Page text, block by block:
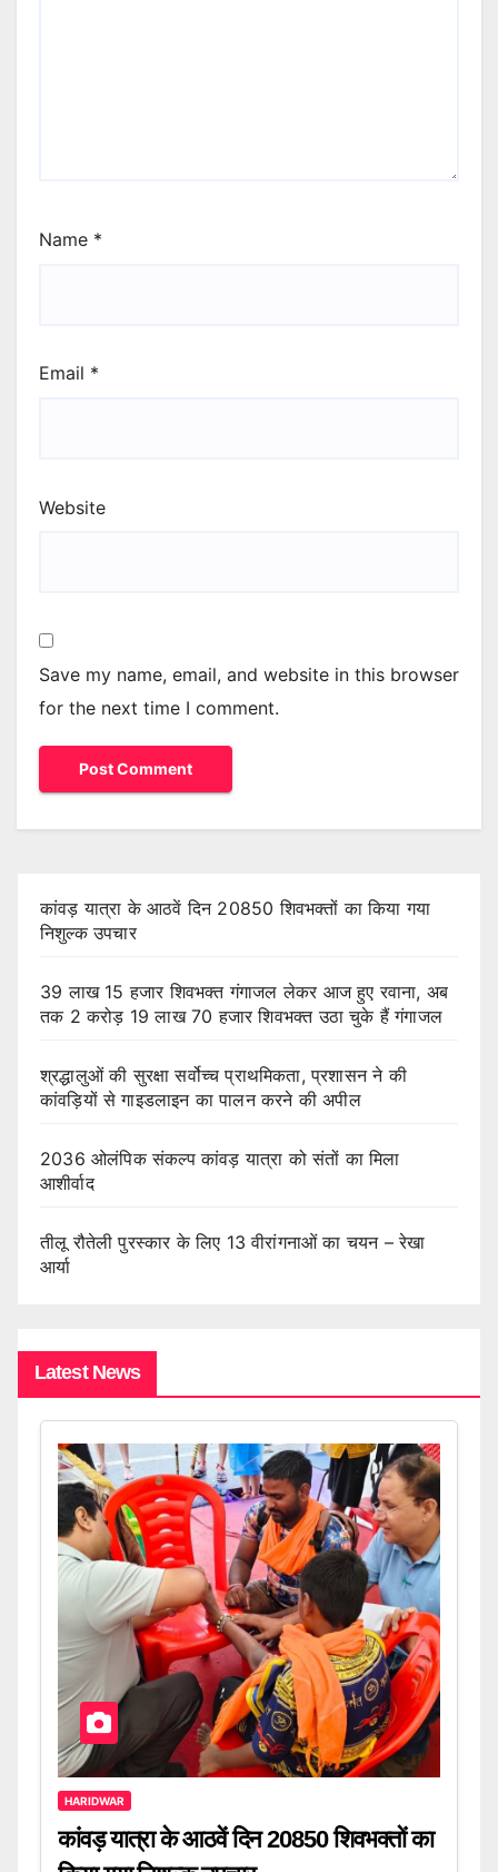
Name *
Email *
Website
Save my name, email, and website in this browser
for the next time I comment.
कांवड़ यात्रा के आठवें दिन 20850 शिवभक्तों का किया गया
निशुल्क उपचार
39 लाख 15 हजार शिवभक्त गंगाजल लेकर आज हुए रवाना, अब
तक 2 करोड़ 19 लाख 70 हजार शिवभक्त उठा चुके हैं गंगाजल
श्रद्धालुओं की सुरक्षा सर्वोच्च प्राथमिकता, प्रशासन ने की
कांवड़ियों से गाइडलाइन का पालन करने की अपील
2036 ओलंपिक संकल्प कांवड़ यात्रा को संतों का मिला
आशीर्वाद
तीलू रौतेली पुरस्कार के लिए 13 वीरांगनाओं का चयन – रेखा
आर्या
Latest News
HARIDWAR
कांवड़ यात्रा के आठवें दिन 20850 शिवभक्तों का